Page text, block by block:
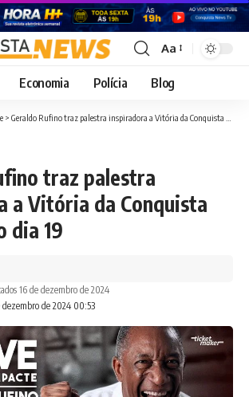
Font
Resizer
Aa
Economia Polícia Blog
> Geraldo Rufino traz palestra inspiradora a Vitória da Conquista no próximo dia 19
traz palestra
a Vitória da Conquista
dia 19
de 2024 00:53
16 de dezembro de 2024